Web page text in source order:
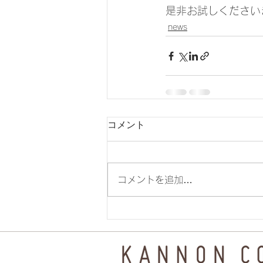
是非お試しくださ
news
コメント
コメントを追加…